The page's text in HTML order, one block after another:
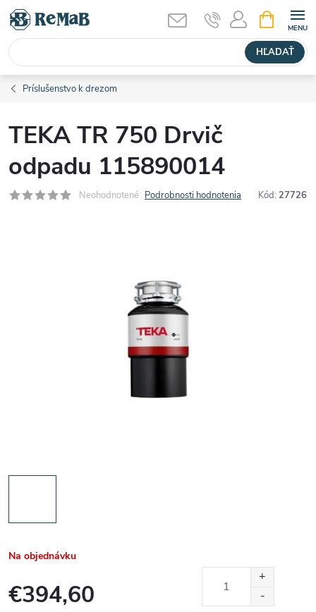
Prejsť
obsah
HĽADAŤ
KOŠÍK
Príslušenstvo k drezom
TEKA TR 750 Drvič
odpadu 115890014
Neohodnotené Podrobnosti hodnotenia Kód: 27726
Na objednávku
€394,60